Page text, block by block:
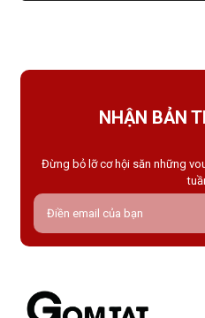
NHẬN BẢN
Đừng bỏ lỡ cơ hội săn những